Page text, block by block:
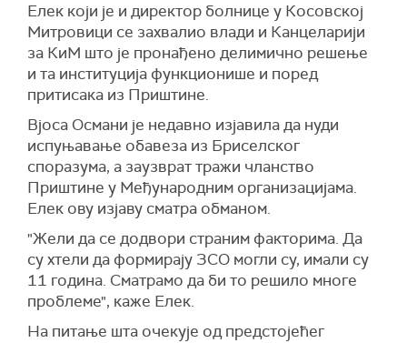
Елек који је и директор болнице у Косовској
Митровици се захвалио влади и Канцеларији
за КиМ што је пронађено делимично решење
и та институција функционише и поред
притисака из Приштине.
Вјоса Османи је недавно изјавила да нуди
испуњавање обавеза из Бриселског
споразума, а заузврат тражи чланство
Приштине у Међународним организацијама.
Елек ову изјаву сматра обманом.
"Жели да се додвори страним факторима. Да
су хтели да формирају ЗСО могли су, имали су
11 година. Сматрамо да би то решило многе
проблеме", каже Елек.
На питање шта очекује од предстојећег